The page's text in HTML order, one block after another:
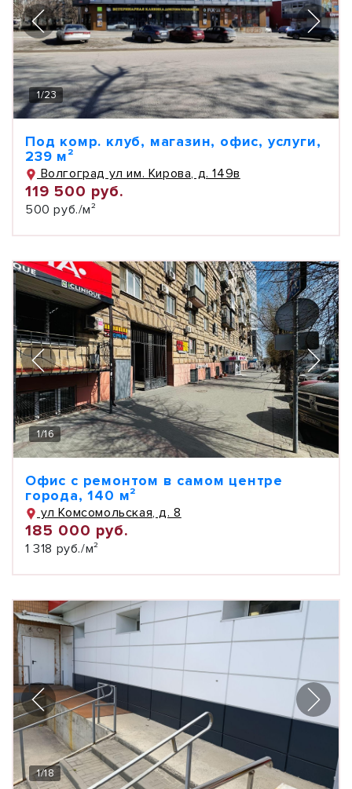
1/23
Под комр. клуб, магазин, офис, услуги,
239 м²
Волгоград ул им. Кирова, д. 149в
119 500 руб.
500 руб./м²
1/16
Офис с ремонтом в самом центре
города, 140 м²
ул Комсомольская, д. 8
185 000 руб.
1 318 руб./м²
1/18